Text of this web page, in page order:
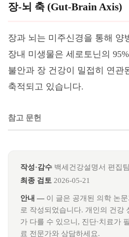
장-뇌 축 (Gut-Brain Axis)
장과 뇌는 미주신경을 통해 양
장내 미생물은 세로토닌의
불안과 장 건강이 밀접히 연관
축적되고 있습니다.
참고 문헌
작성·감수 백세건강설명서 편집팀
최종 검토 2026-05-21
안내 — 이 글은 공개된 의학 논
로 작성되었습니다. 개인의 건강
가 다를 수 있으니, 진단·치료가
료 전문가와 상담하세요.